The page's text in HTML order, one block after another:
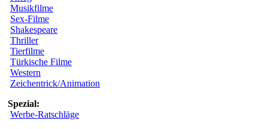
Musikfilme
Sex-Filme
Shakespeare
Thriller
Tierfilme
Türkische Filme
Western
Zeichentrick/Animation
Spezial:
Werbe-Ratschläge